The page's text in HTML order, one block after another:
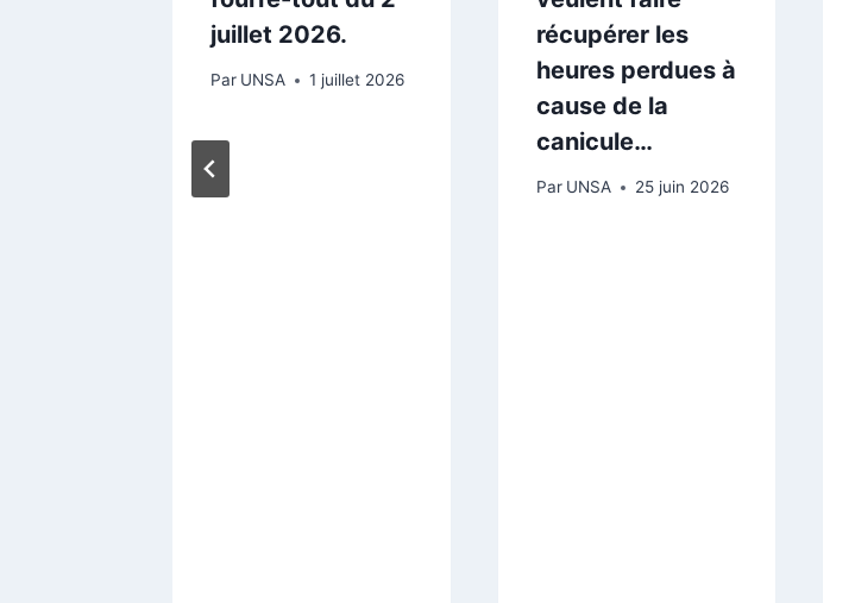
juillet 2026.
Par UNSA 1 juillet 2026
récupérer les
heures perdues à
cause de la
canicule…
Par UNSA 25 juin 2026